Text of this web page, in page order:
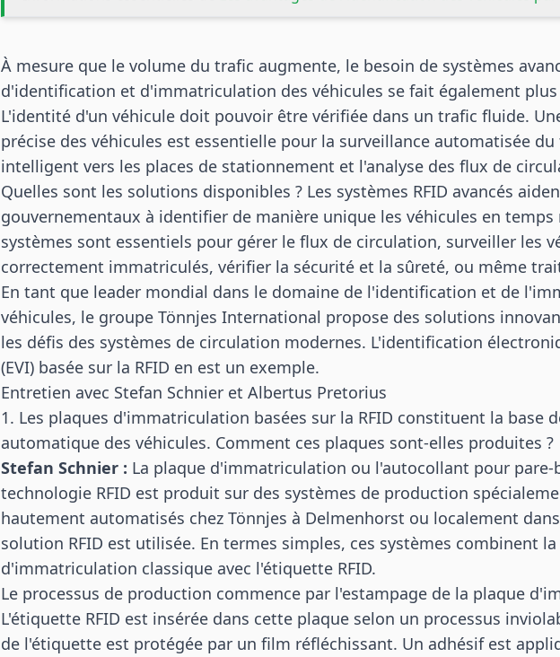
À mesure que le volume du trafic augmente, le besoin de systèmes
d'identification et d'immatriculation des véhicules se fait également
L'identité d'un véhicule doit pouvoir être vérifiée dans un trafic fluide.
précise des véhicules est essentielle pour la surveillance automatisée
intelligent vers les places de stationnement et l'analyse des flux de
Quelles sont les solutions disponibles ? Les systèmes RFID avancés
gouvernementaux à identifier de manière unique les véhicules en temps
systèmes sont essentiels pour gérer le flux de circulation, surveiller les
correctement immatriculés, vérifier la sécurité et la sûreté, ou même
En tant que leader mondial dans le domaine de l'identification et de
véhicules, le groupe Tönnjes International propose des solutions
les défis des systèmes de circulation modernes. L'identification
(EVI) basée sur la RFID en est un exemple.
Entretien avec Stefan Schnier et Albertus Pretorius
1. Les plaques d'immatriculation basées sur la RFID constituent la base
automatique des véhicules. Comment ces plaques sont-elles produites ?
Stefan Schnier : La plaque d'immatriculation ou l'autocollant pour pare-
technologie RFID est produit sur des systèmes de production
hautement automatisés chez Tönnjes à Delmenhorst ou localement
solution RFID est utilisée. En termes simples, ces systèmes combinent
d'immatriculation classique avec l'étiquette RFID.
Le processus de production commence par l'estampage de la plaque
L'étiquette RFID est insérée dans cette plaque selon un processus
de l'étiquette est protégée par un film réfléchissant. Un adhésif est